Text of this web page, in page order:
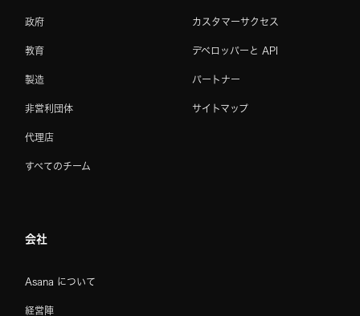
政府
教育
製造
非営利団体
代理店
すべてのチーム
カスタマーサクセス
デベロッパーと API
パートナー
サイトマップ
会社
Asana について
経営陣